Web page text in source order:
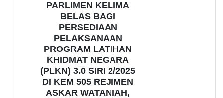
PARLIMEN KELIMA
BELAS BAGI
PERSEDIAAN
PELAKSANAAN
PROGRAM LATIHAN
KHIDMAT NEGARA
(PLKN) 3.0 SIRI 2/2025
DI KEM 505 REJIMEN
ASKAR WATANIAH,